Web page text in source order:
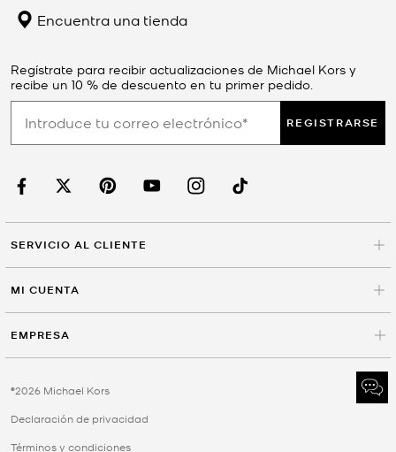
Encuentra una tienda
Regístrate para recibir actualizaciones de Michael Kors y
recibe un 10 % de descuento en tu primer pedido.
REGISTRARSE
SERVICIO AL CLIENTE
MI CUENTA
EMPRESA
©2026 Michael Kors
Declaración de privacidad
Términos y condiciones